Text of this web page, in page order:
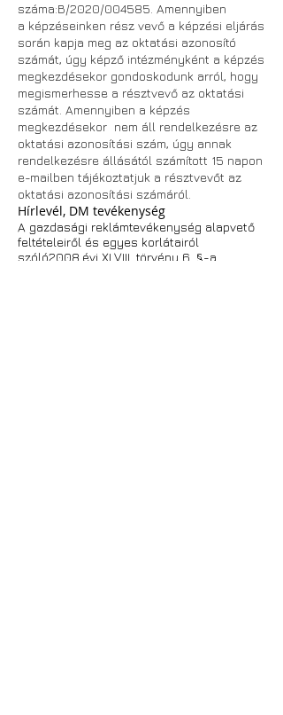
száma:B/2020/004585. Amennyiben
a képzéseinken rész vevő a képzési eljárás
során kapja meg az oktatási azonosító
számát, úgy képző intézményként a képzés
megkezdésekor gondoskodunk arról, hogy
megismerhesse a résztvevő az oktatási
számát. Amennyiben a képzés
megkezdésekor nem áll rendelkezésre az
oktatási azonosítási szám, úgy annak
rendelkezésre állásától számított 15 napon
e-mailben tájékoztatjuk a résztvevőt az
oktatási azonosítási számáról.
Hírlevél, DM tevékenység
A gazdasági reklámtevékenység alapvető
feltételeiről és egyes korlátairól
szóló2008.évi XLVIII. törvény 6. §-a